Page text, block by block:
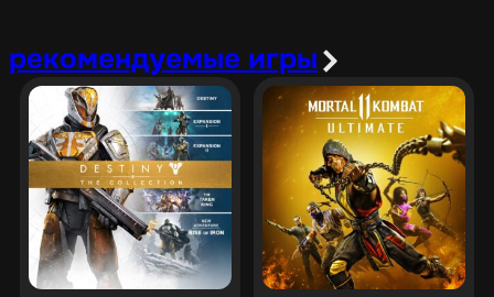
рекомендуемые игры